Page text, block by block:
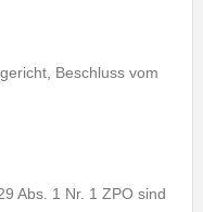
Beschluss vom
Abs. 1 Nr. 1 ZPO sind